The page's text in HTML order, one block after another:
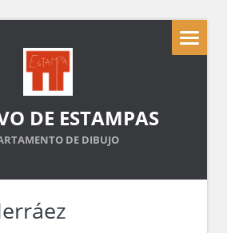
DE ESTAMPAS
DE DIBUJO